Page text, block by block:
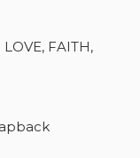
FAITH,